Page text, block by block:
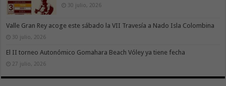
30 julio, 2026
Valle Gran Rey acoge este sábado la VII Travesía a Nado Isla Colombina
30 julio, 2026
El II torneo Autonómico Gomahara Beach Vóley ya tiene fecha
27 julio, 2026